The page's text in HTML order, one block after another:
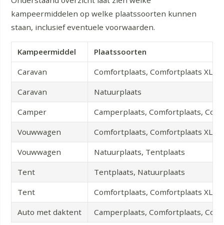
kampeermiddelen op welke plaatssoorten kunnen
staan, inclusief eventuele voorwaarden.
Kampeermiddel
Plaatssoorten
Caravan
Comfortplaats, Comfortplaats XL,
Caravan
Natuurplaats
Camper
Camperplaats, Comfortplaats,
Vouwwagen
Comfortplaats, Comfortplaats XL,
Vouwwagen
Natuurplaats, Tentplaats
Tent
Tentplaats, Natuurplaats
Tent
Comfortplaats, Comfortplaats XL,
Auto met daktent
Camperplaats, Comfortplaats,